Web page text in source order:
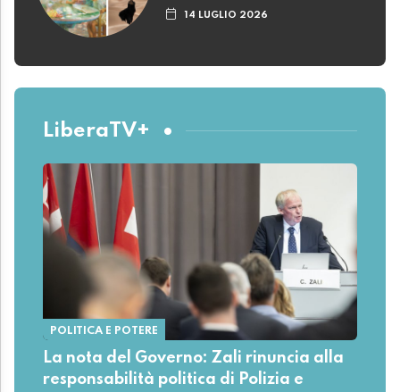
14 LUGLIO 2026
LiberaTV+
POLITICA E POTERE
La nota del Governo: Zali rinuncia alla
responsabilità politica di Polizia e